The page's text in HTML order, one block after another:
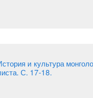
и культура
С. 17-18.